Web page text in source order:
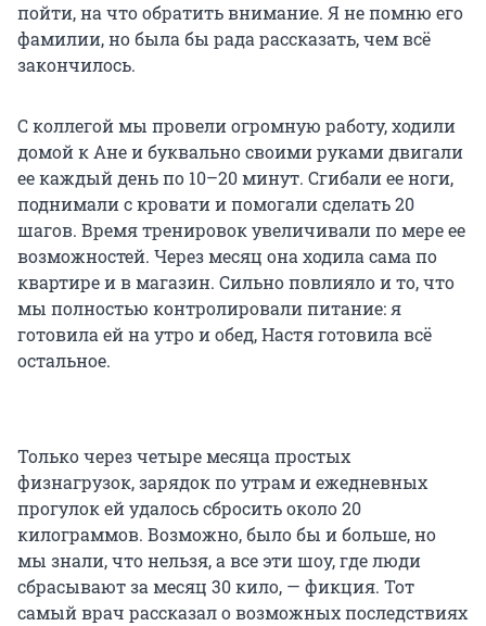
пойти, на что обратить внимание. Я не помню его
фамилии, но была бы рада рассказать, чем всё
закончилось.
С коллегой мы провели огромную работу, ходили
домой к Ане и буквально своими руками двигали
ее каждый день по 10–20 минут. Сгибали ее ноги,
поднимали с кровати и помогали сделать 20
шагов. Время тренировок увеличивали по мере ее
возможностей. Через месяц она ходила сама по
квартире и в магазин. Сильно повлияло и то, что
мы полностью контролировали питание: я
готовила ей на утро и обед, Настя готовила всё
остальное.
Только через четыре месяца простых
физнагрузок, зарядок по утрам и ежедневных
прогулок ей удалось сбросить около 20
килограммов. Возможно, было бы и больше, но
мы знали, что нельзя, а все эти шоу, где люди
сбрасывают за месяц 30 кило, — фикция. Тот
самый врач рассказал о возможных последствиях